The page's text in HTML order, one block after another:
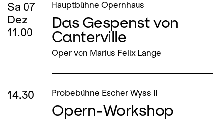
Sa 07
Dez
11.00
Hauptbühne Opernhaus
Das Gespenst von
Canterville
Oper von Marius Felix Lange
14.30 Probebühne Escher Wyss II
Opern-Workshop